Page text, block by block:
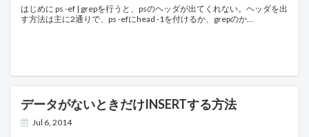
はじめに ps -ef | grepを行うと、psのヘッダが出てくれない。ヘッダを出
す方法は主に2通りで、ps -efにhead -1を付けるか、grepのか
データがないときだけINSERTする方法
Jul 6, 2014